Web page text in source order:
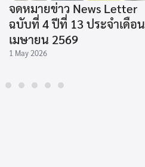
จดหมายข่าว News Letter
ฉบับที่ 4 ปีที่ 13 ประจำเดือน
เมษายน 2569
1 May 2026